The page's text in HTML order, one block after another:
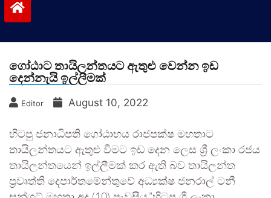
ගෝඨාට තායිලන්තයට ඇතුළු වෙන්න ඉඩ
දෙන්නැයි ඉල්ලීමක්
Editor August 10, 2022
හිටපු ජනාධිපති ගෝඨාභය රාජපක්ෂ මහතාට
තායිලන්තයට ඇතුළු වීමට ඉඩ දෙන ලෙස ශ්‍රී ලංකා රජය
තායිලන්තයෙන් ඉල්ලීමක් කර ඇති බව තායිලන්ත
ප්‍රවෘත්ති දෙපාර්තමේන්තුවේ අධ්‍යක්ෂ ජනරාල් ටනී